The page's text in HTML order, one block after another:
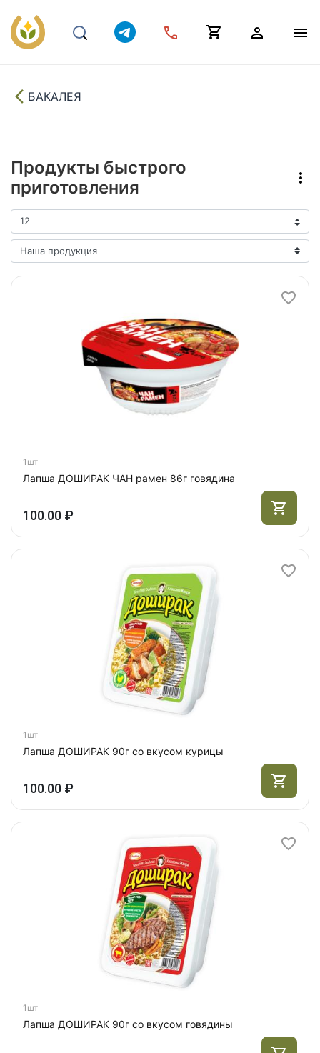
БАКАЛЕЯ
Продукты быстрого
приготовления
1шт
Лапша ДОШИРАК ЧАН рамен 86г говядина
100.00 ₽
1шт
Лапша ДОШИРАК 90г со вкусом курицы
100.00 ₽
1шт
Лапша ДОШИРАК 90г со вкусом говядины